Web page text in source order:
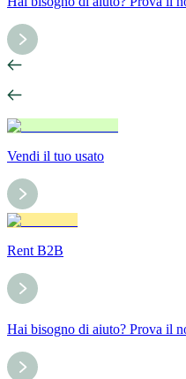
Vendi il tuo usato
Rent B2B
Hai bisogno di aiuto? Prova il